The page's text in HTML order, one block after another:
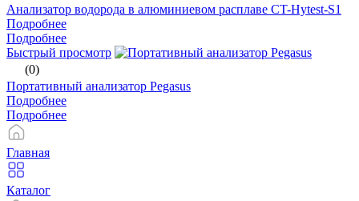
Анализатор водорода в алюминиевом расплаве CT-Hytest-S1
Подробнее
Подробнее
Быстрый просмотр
(0)
Портативный анализатор Pegasus
Подробнее
Подробнее
Главная
Каталог